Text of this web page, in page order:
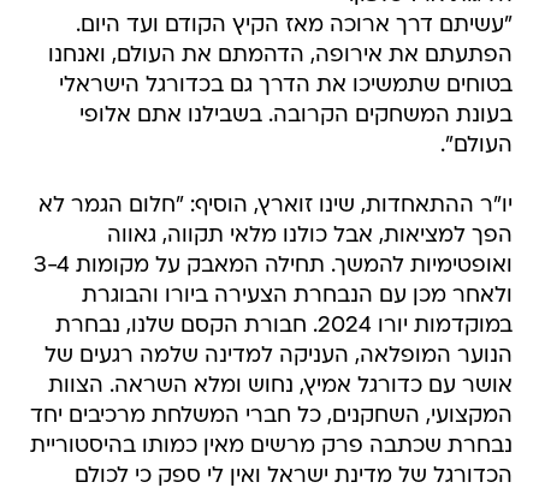
"עשיתם דרך ארוכה מאז הקיץ הקודם ועד היום.
הפתעתם את אירופה, הדהמתם את העולם, ואנחנו
בטוחים שתמשיכו את הדרך גם בכדורגל הישראלי
בעונת המשחקים הקרובה. בשבילנו אתם אלופי
העולם".
יו"ר ההתאחדות, שינו זוארץ, הוסיף: "חלום הגמר לא
הפך למציאות, אבל כולנו מלאי תקווה, גאווה
ואופטימיות להמשך. תחילה המאבק על מקומות 3-4
ולאחר מכן עם הנבחרת הצעירה ביורו והבוגרת
במוקדמות יורו 2024. חבורת הקסם שלנו, נבחרת
הנוער המופלאה, העניקה למדינה שלמה רגעים של
אושר עם כדורגל אמיץ, נחוש ומלא השראה. הצוות
המקצועי, השחקנים, כל חברי המשלחת מרכיבים יחד
נבחרת שכתבה פרק מרשים מאין כמותו בהיסטוריית
הכדורגל של מדינת ישראל ואין לי ספק כי לכולם